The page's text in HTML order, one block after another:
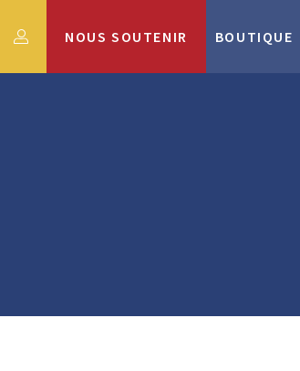
NOUS SOUTENIR BOUTIQUE